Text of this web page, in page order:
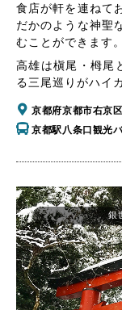
食店が軒を連ねて
だかのような神聖
むことができます。
高雄は槇尾・栂尾
る三尾巡りがハイ
京都府京都市右京
京都駅八条口観光
銀